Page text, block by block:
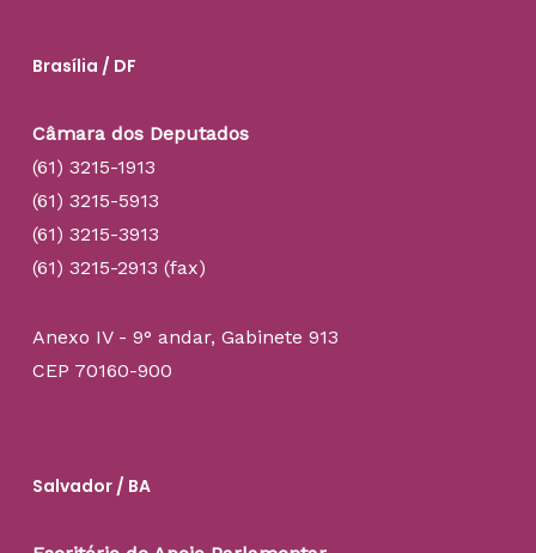
Brasília / DF
Câmara dos Deputados
(61) 3215-1913
(61) 3215-5913
(61) 3215-3913
(61) 3215-2913 (fax)
Anexo IV - 9° andar, Gabinete 913
CEP 70160-900
Salvador / BA